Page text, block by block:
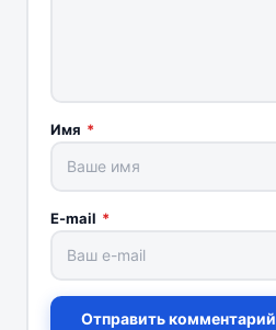
Имя *
E-mail *
Отправить комментарий